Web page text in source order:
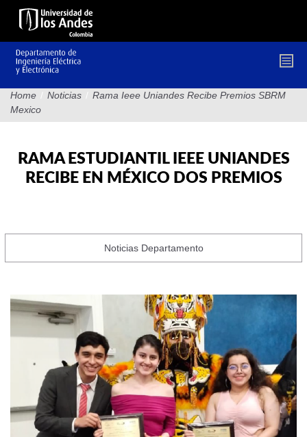
Pasar
contenido
principal
Home / Noticias / Rama Ieee Uniandes Recibe Premios SBRM
Mexico
RAMA ESTUDIANTIL IEEE UNIANDES
RECIBE EN MÉXICO DOS PREMIOS
Noticias Departamento